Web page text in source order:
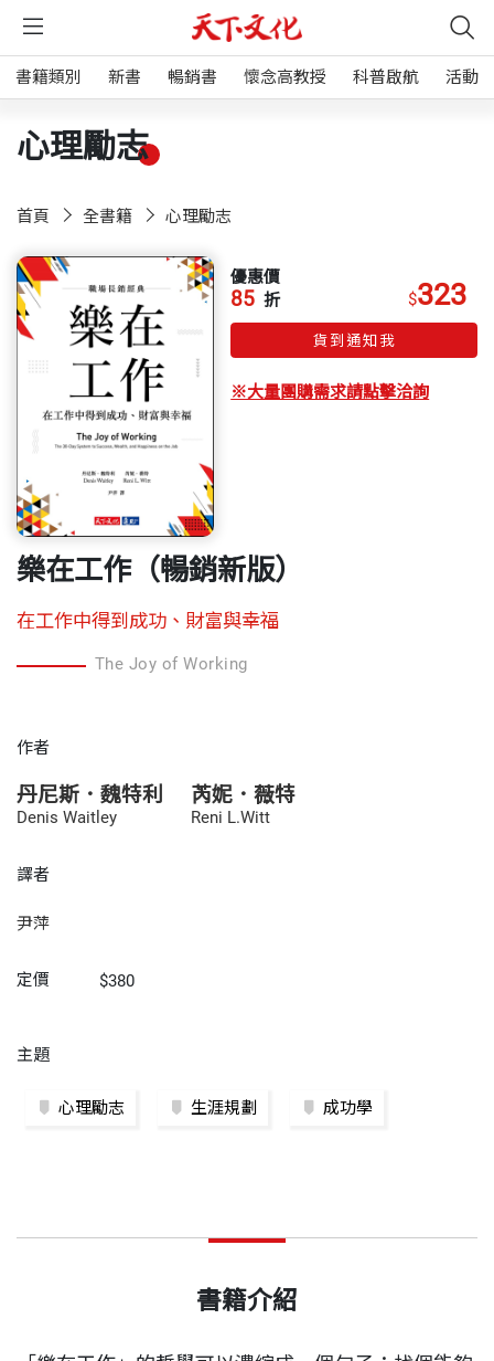
書籍類別 新書 暢銷書 懷念高教授 科普啟航 活動
心理勵志
首頁 全書籍 心理勵志
優惠價
85 折 $323
貨到通知我
※大量團購需求請點擊洽詢
樂在工作（暢銷新版）
在工作中得到成功、財富與幸福
The Joy of Working
作者
丹尼斯．魏特利
Denis Waitley
芮妮．薇特
Reni L.Witt
譯者
尹萍
定價 $380
主題
心理勵志 生涯規劃 成功學
書籍介紹